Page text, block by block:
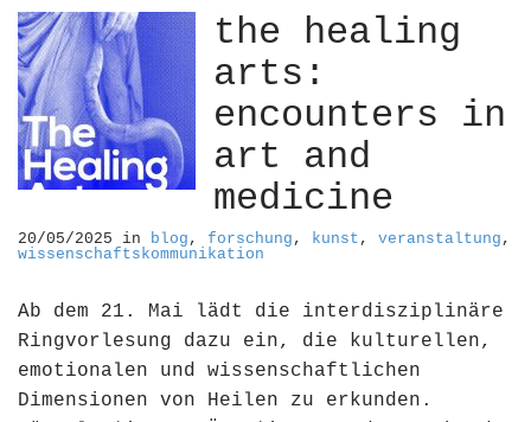
the healing
arts:
encounters in
art and
medicine
20/05/2025 in blog , forschung , kunst , veranstaltung ,
wissenschaftskommunikation
Ab dem 21. Mai lädt die interdisziplinäre
Ringvorlesung dazu ein, die kulturellen,
emotionalen und wissenschaftlichen
Dimensionen von Heilen zu erkunden.